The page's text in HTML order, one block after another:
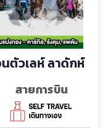
ตัวเลห์ ลาดักห์
สายการบิน